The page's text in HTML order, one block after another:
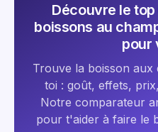
Découvre le
boissons au
pour
Trouve la boisson
toi : goût, effets,
Notre comparateur
pour t'aider à faire le